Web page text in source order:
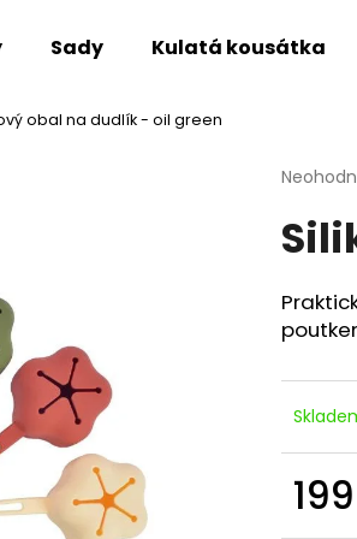
Sady Kulatá kousátka
obal na dudlík - oil green
produktu
je
z
5
Co potřebujete najít?